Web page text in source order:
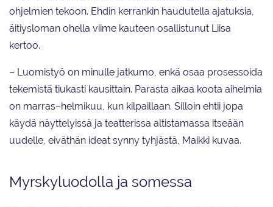
ohjelmien tekoon. Ehdin kerrankin haudutella ajatuksia,
äitiysloman ohella viime kauteen osallistunut Liisa
kertoo.
– Luomistyö on minulle jatkumo, enkä osaa prosessoida
tekemistä tiukasti kausittain. Parasta aikaa koota aihelmia
on marras–helmikuu, kun kilpaillaan. Silloin ehtii jopa
käydä näyttelyissä ja teatterissa altistamassa itseään
uudelle, eiväthän ideat synny tyhjästä, Maikki kuvaa.
Myrskyluodolla ja somessa